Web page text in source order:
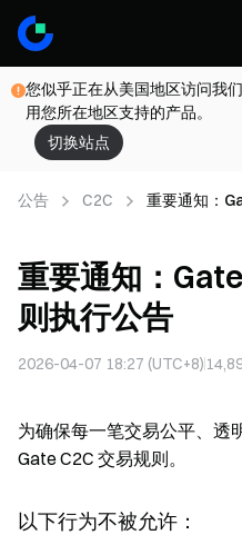
您似乎正在从美国地区访问我
用您所在地区支持的产品。
切换站点
公告 C2C 重要通知：
重要通知：
则执行公告
2026-04-07 18:27 (UTC+8)
为确保每一笔交易公平、透
Gate C2C 交易规则。
以下行为不被允许：